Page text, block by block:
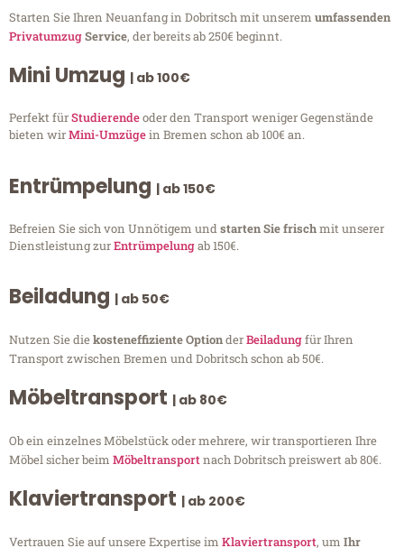
Starten Sie Ihren Neuanfang in Dobritsch mit unserem umfassenden
PrivatumzugService, der bereits ab 250€ beginnt.
Mini Umzug | ab 100€
Perfekt fürStudierendeoder den Transport weniger Gegenstände
bieten wirMini-Umzügein Bremen schon ab 100€ an.
Entrümpelung | ab 150€
Befreien Sie sich von Unnötigem undstarten Sie frischmit unserer
Dienstleistung zurEntrümpelungab 150€.
Beiladung | ab 50€
Nutzen Sie diekosteneffiziente OptionderBeiladungfür Ihren
Transport zwischen Bremen und Dobritsch schon ab 50€.
Möbeltransport | ab 80€
Ob ein einzelnes Möbelstück oder mehrere, wir transportieren Ihre
Möbel sicher beim Möbeltransportnach Dobritsch preiswert ab 80€.
Klaviertransport | ab 200€
Vertrauen Sie auf unsere Expertise im Klaviertransport, um Ihr